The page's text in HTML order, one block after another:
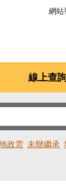
網站
線上查
政雲 未辦繼承